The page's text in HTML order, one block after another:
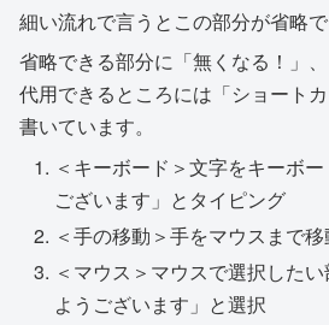
細い流れで言うとこの部分が省略で
省略できる部分に「無くなる！」
代用できるところには「ショート
書いています。
＜キーボード＞文字をキーボ
ございます」とタイピング
＜手の移動＞手をマウスまで
＜マウス＞マウスで選択した
ようございます」と選択